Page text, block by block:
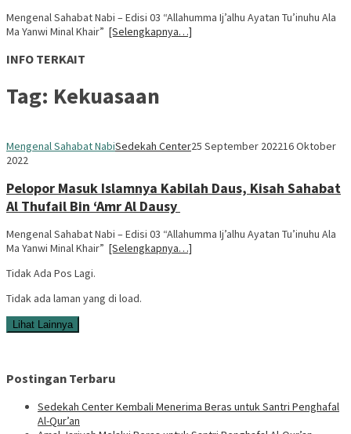
Mengenal Sahabat Nabi – Edisi 03 “Allahumma Ij’alhu Ayatan Tu’inuhu Ala
Ma Yanwi Minal Khair” [Selengkapnya…]
INFO TERKAIT
Tag: Kekuasaan
Mengenal Sahabat NabiSedekah Center25 September 202216 Oktober
2022
Pelopor Masuk Islamnya Kabilah Daus, Kisah Sahabat
Al Thufail Bin ‘Amr Al Dausy
Mengenal Sahabat Nabi – Edisi 03 “Allahumma Ij’alhu Ayatan Tu’inuhu Ala
Ma Yanwi Minal Khair” [Selengkapnya…]
Tidak Ada Pos Lagi.
Tidak ada laman yang di load.
Lihat Lainnya
Postingan Terbaru
Sedekah Center Kembali Menerima Beras untuk Santri Penghafal
Al-Qur’an